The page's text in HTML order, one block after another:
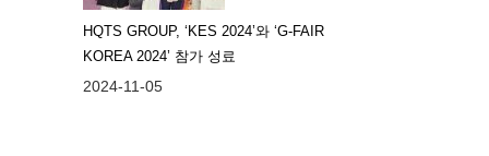
HQTS GROUP, ‘KES 2024’와 ‘G-FAIR
KOREA 2024’ 참가 성료
2024-11-05